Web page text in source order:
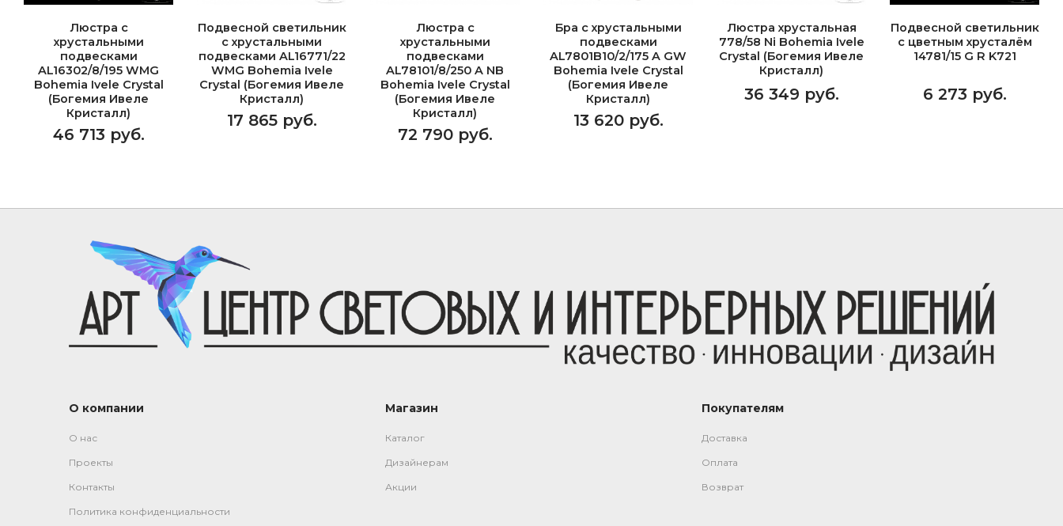
Люстра с
хрустальными
подвесками
AL16302/8/195 WMG
Bohemia Ivele Crystal
(Богемия Ивеле
Кристалл)
46 713 руб.
Подвесной светильник
с хрустальными
подвесками AL16771/22
WMG Bohemia Ivele
Crystal (Богемия Ивеле
Кристалл)
17 865 руб.
Люстра с
хрустальными
подвесками
AL78101/8/250 A NB
Bohemia Ivele Crystal
(Богемия Ивеле
Кристалл)
72 790 руб.
Бра с хрустальными
подвесками
AL7801B10/2/175 A GW
Bohemia Ivele Crystal
(Богемия Ивеле
Кристалл)
13 620 руб.
Люстра хрустальная
778/58 Ni Bohemia Ivele
Crystal (Богемия Ивеле
Кристалл)
36 349 руб.
Подвесной светильник
с цветным хрусталём
14781/15 G R K721
6 273 руб.
О компании
О нас
Проекты
Контакты
Политика конфиденциальности
Магазин
Каталог
Дизайнерам
Акции
Покупателям
Доставка
Оплата
Возврат